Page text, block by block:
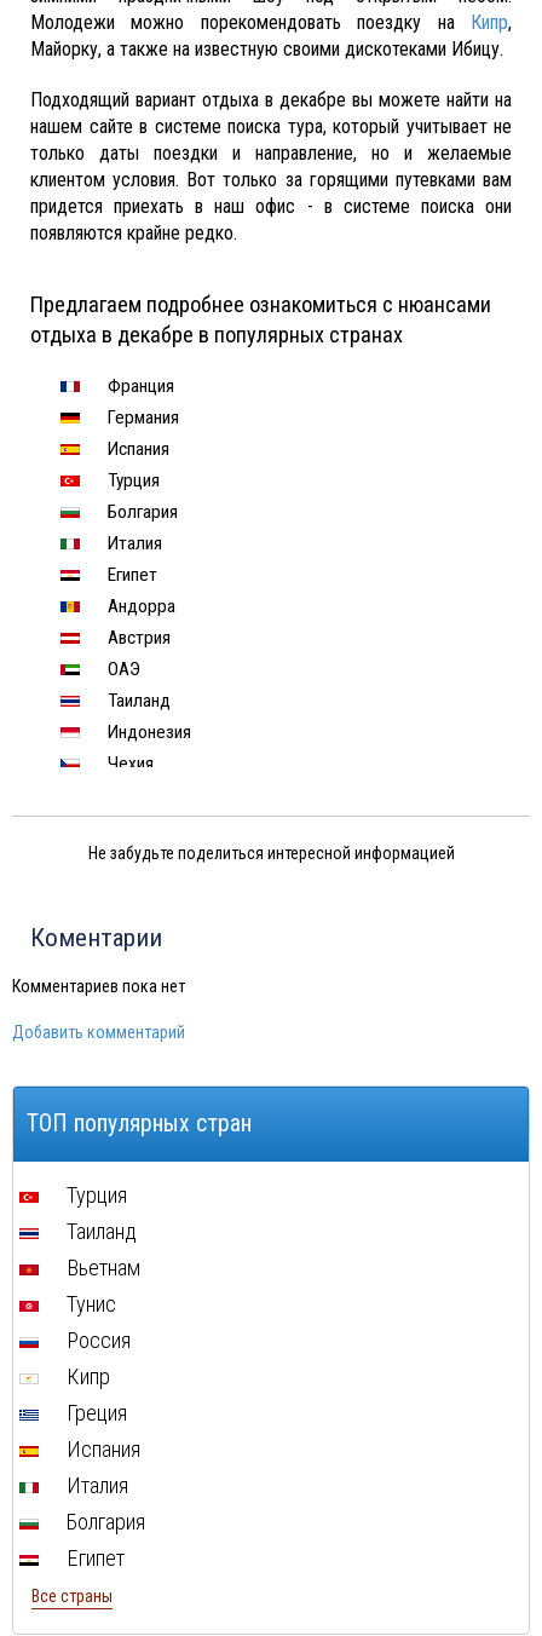
Молодежи можно порекомендовать поездку на Кипр,
Майорку, а также на известную своими дискотеками Ибицу.
Подходящий вариант отдыха в декабре вы можете найти на
нашем сайте в системе поиска тура, который учитывает не
только даты поездки и направление, но и желаемые
клиентом условия. Вот только за горящими путевками вам
придется приехать в наш офис - в системе поиска они
появляются крайне редко.
Предлагаем подробнее ознакомиться с нюансами
отдыха в декабре в популярных странах
Франция
Германия
Испания
Турция
Болгария
Италия
Египет
Андорра
Австрия
ОАЭ
Таиланд
Индонезия
Чехия
Индия
Китай
Россия
Мексика
Мальдивы
Не забудьте поделиться интересной информацией
Коментарии
Комментариев пока нет
Добавить комментарий
ТОП популярных стран
Турция
Таиланд
Вьетнам
Тунис
Россия
Кипр
Греция
Испания
Италия
Болгария
Египет
Все страны